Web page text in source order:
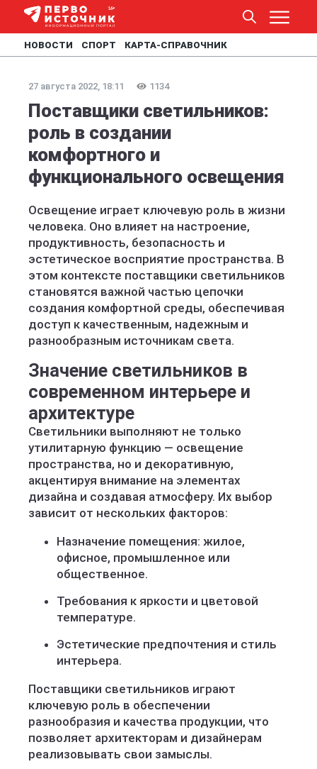
НОВОСТИ СПОРТ КАРТА-СПРАВОЧНИК
27 августа 2022, 18:11 1134
Поставщики светильников:
роль в создании
комфортного и
функционального освещения
Освещение играет ключевую роль в жизни
человека. Оно влияет на настроение,
продуктивность, безопасность и
эстетическое восприятие пространства. В
этом контексте поставщики светильников
становятся важной частью цепочки
создания комфортной среды, обеспечивая
доступ к качественным, надежным и
разнообразным источникам света.
Значение светильников в
современном интерьере и
архитектуре
Светильники выполняют не только
утилитарную функцию — освещение
пространства, но и декоративную,
акцентируя внимание на элементах
дизайна и создавая атмосферу. Их выбор
зависит от нескольких факторов:
Назначение помещения: жилое,
офисное, промышленное или
общественное.
Требования к яркости и цветовой
температуре.
Эстетические предпочтения и стиль
интерьера.
Поставщики светильников играют
ключевую роль в обеспечении
разнообразия и качества продукции, что
позволяет архитекторам и дизайнерам
реализовывать свои замыслы.